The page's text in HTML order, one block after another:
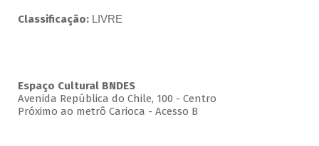
Classificação: LIVRE
Espaço Cultural BNDES
Avenida República do Chile, 100 - Centro
Próximo ao metrô Carioca - Acesso B